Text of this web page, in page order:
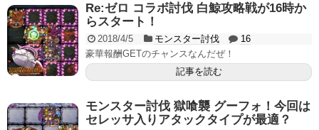
Re:ゼロ コラボ討伐 白鯨攻略戦が16時か
らスタート！
2018/4/5 モンスター討伐
16
豪華報酬GETのチャンスなんだぜ！
記事を読む
モンスター討伐 獄喰襲 グーフォ！今回は
セレッサ入りアタックタイプが最適？